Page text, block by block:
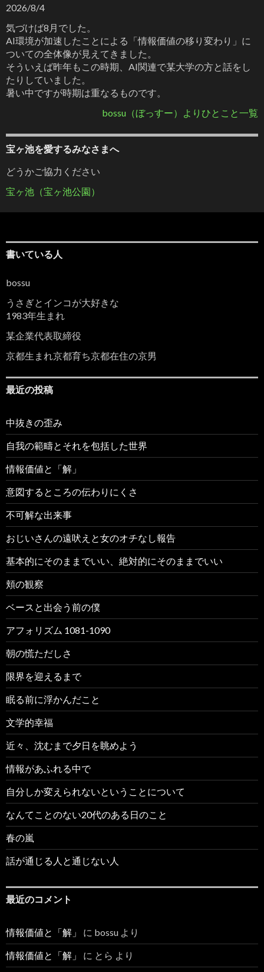
2026/8/4
気づけば8月でした。
AI環境が加速したことによる「情報価値の移り変わり」に
ついての全体像が見えてきました。
そういえば昨年もこの時期、AI関連で某大学の方と話をし
たりしていました。
暑い中ですが時期は重なるものです。
bossu（ぼっすー）よりひとこと一覧
宝ヶ池を愛するみなさまへ
どうかご協力ください
宝ヶ池（宝ヶ池公園）
書いている人
bossu
うさぎとインコが大好きな
1983年生まれ
某企業代表取締役
京都生まれ京都育ち京都在住の京男
最近の投稿
中抜きの歪み
自我の範疇とそれを包括した世界
情報価値と「解」
意図するところの伝わりにくさ
不可解な出来事
おじいさんの遠吠えと女のオチなし報告
基本的にそのままでいい、絶対的にそのままでいい
頬の観察
ベースと出会う前の僕
アフォリズム 1081-1090
朝の慌ただしさ
限界を迎えるまで
眠る前に浮かんだこと
文学的幸福
近々、沈むまで夕日を眺めよう
情報があふれる中で
自分しか変えられないということについて
なんてことのない20代のある日のこと
春の嵐
話が通じる人と通じない人
最近のコメント
情報価値と「解」 に bossu より
情報価値と「解」 に とら より